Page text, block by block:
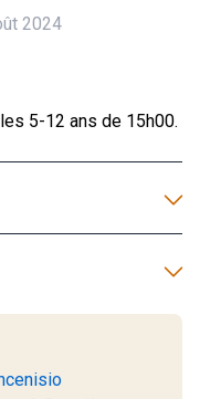
2024
5-12 ans de 15h00.